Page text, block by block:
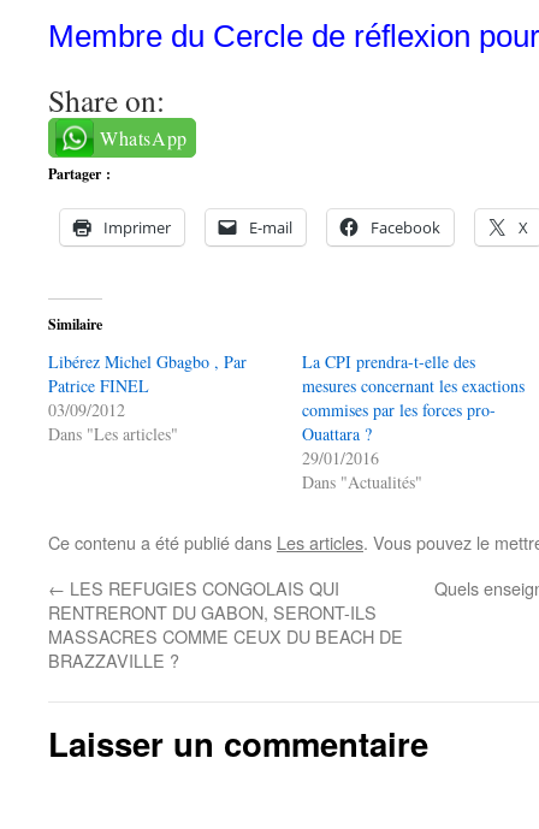
Membre du Cercle de réflexion
Share on:
WhatsApp
Partager :
Imprimer E-mail Facebook X
Similaire
Libérez Michel Gbagbo , Par
Patrice FINEL
03/09/2012
Dans "Les articles"
La CPI prendra-t-elle des
mesures concernant les exactions
commises par les forces pro-
Ouattara ?
29/01/2016
Dans "Actualités"
Ce contenu a été publié dans Les articles. Vous pouvez le
← LES REFUGIES CONGOLAIS QUI
RENTRERONT DU GABON, SERONT-ILS
MASSACRES COMME CEUX DU BEACH DE
BRAZZAVILLE ?
Quels
Laisser un commentaire